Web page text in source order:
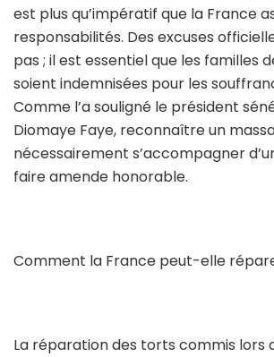
est plus qu’impératif que la France
responsabilités. Des excuses
pas ; il est essentiel que les familles
soient indemnisées pour les
Comme l’a souligné le président
Diomaye Faye, reconnaître un
nécessairement s’accompagner
faire amende honorable.
Comment la France peut-elle
La réparation des torts commis lors